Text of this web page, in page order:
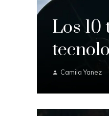
Los
Camila Yanez